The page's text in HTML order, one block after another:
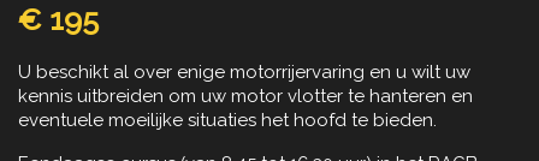
€ 195
U beschikt al over enige motorrijervaring en u wilt uw
kennis uitbreiden om uw motor vlotter te hanteren en
eventuele moeilijke situaties het hoofd te bieden.